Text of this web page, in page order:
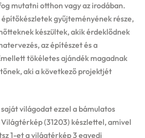
mutatni otthon vagy az irodában.
építőkészletek gyűjteményének része,
készültek, akik érdeklődnek
az építészet és a
tökéletes ajándék magadnak
aki a következő projektjét
világodat ezzel a bámulatos
(31203) készlettel, amivel
1-et a világtérkép 3 egyedi